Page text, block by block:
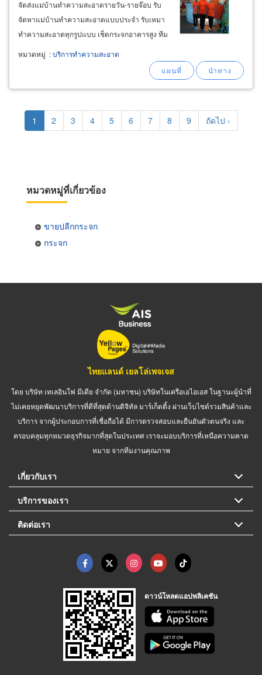
จัดส่งแม่บ้านทำความสะอาดรายวัน-รายจ๊อบ รับ
จัดหาแม่บ้านทำความสะอาดแบบประจำ รับเหมา
ทำความสะอาดทุกรูปแบบ เช็ดกระจกอาคารสูง ทีม
สะอาดทุกรูปแบบอย่างครบวงจร โดยทีมงานรักษา
ความสะอาดมืออาชีพ ต้องการงานทำความสะอาด
แบบด่วน
หมวดหมู่ :บริการทำความสะอาด
Pagination
Current
page
1 Page
2 Page
3 Page
4 Page
5 Page
6 Page
7 Page
8 Page
9
Next
page
ถัดไป ›
หมวดหมู่ที่เกี่ยวข้อง
ขายปลีกกระจก
กระจก
ไทยแลนด์ เยลโล่เพจเจส
โดย บริษัท เทเลอินโฟ มีเดีย จำกัด (มหาชน) บริษัทในเครือเอไอเอส ในฐานะผู้นำที่
ไม่เคยหยุดพัฒนาบริการที่ดีที่สุดด้านดิจิทัล มาร์เก็ตติ้ง ผ่านเว็บไซต์รวมสินค้าและ
บริการ จากผู้ประกอบการที่เชื่อถือได้ มีการตรวจสอบและยืนยันตัวตนจริง และ
ครอบคลุมทุกหมวดธุรกิจมากที่สุดในประเทศ เราจะมอบบริการที่เหนือความคาด
หมาย จากทีมงานคุณภาพ
เกี่ยวกับเรา
บริการของเรา
ติดต่อเรา
ดาวน์โหลดแอปพลิเคชัน